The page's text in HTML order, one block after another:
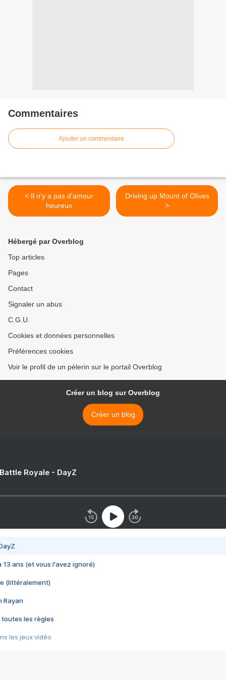
Commentaires
Ajouter un commentaire
< Il n'y a pas d'amour
heureux
Driving up Mount of Olives
>
Hébergé par Overblog
Top articles
Pages
Contact
Signaler un abus
C.G.U.
Cookies et données personnelles
Préférences cookies
Voir le profil de un pèlerin sur le portail Overblog
Créer un blog sur Overblog
Créer un blog
Royale - DayZ
13 ans (et vous l'avez ignoré)
(littéralement)
Rayan
toutes les règles
les jeux vidéo